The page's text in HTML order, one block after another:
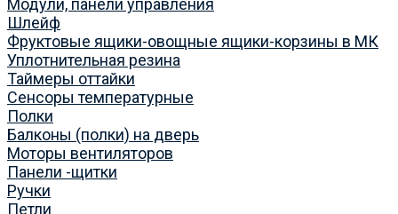
Модули, панели управления
Шлейф
Фруктовые ящики-овощные ящики-корзины в МК
Уплотнительная резина
Таймеры оттайки
Сенсоры температурные
Полки
Балконы (полки) на дверь
Моторы вентиляторов
Панели -щитки
Ручки
Петли